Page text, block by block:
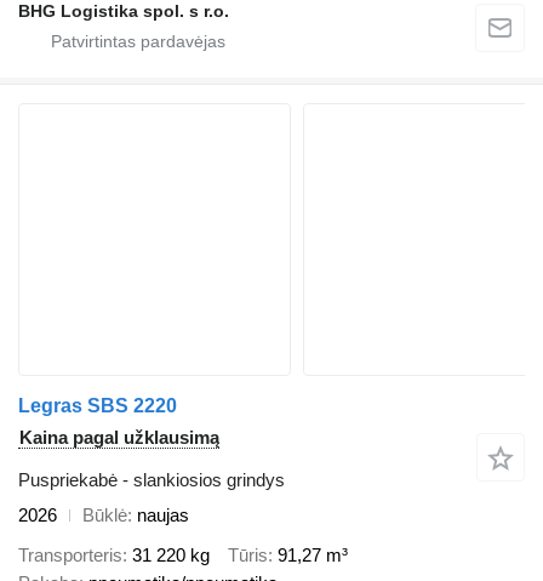
BHG Logistika spol. s r.o.
Legras SBS 2220
Kaina pagal užklausimą
Puspriekabė - slankiosios grindys
2026
Būklė naujas
Transporteris 31 220 kg Tūris 91,27 m³